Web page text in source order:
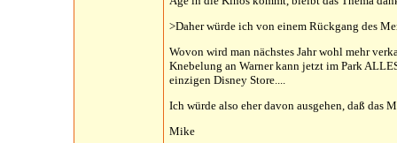
>Daher würde ich von einem Rückgang des
Wovon wird man nächstes Jahr wohl mehr
Knebelung an Warner kann jetzt im Park
einzigen Disney Store....
Ich würde also eher davon ausgehen, daß das
Mike